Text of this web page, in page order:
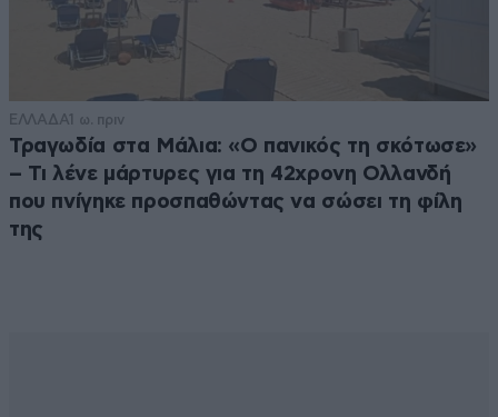
ΕΛΛΑΔΑ1 ω. πριν
Τραγωδία στα Μάλια: «Ο πανικός τη σκότωσε»
– Τι λένε μάρτυρες για τη 42χρονη Ολλανδή
που πνίγηκε προσπαθώντας να σώσει τη φίλη
της